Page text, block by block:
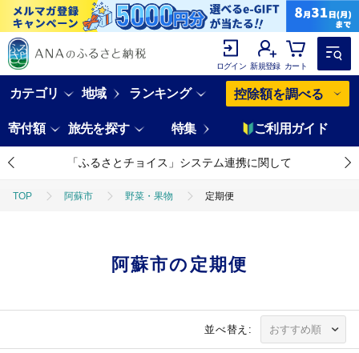
ログイン 新規登録 カート
カテゴリ 地域 ランキング 控除額を調べる
寄付額 旅先を探す 特集 ご利用ガイド
「ふるさとチョイス」システム連携に関して
TOP 阿蘇市 野菜・果物 定期便
阿蘇市の定期便
並べ替え: